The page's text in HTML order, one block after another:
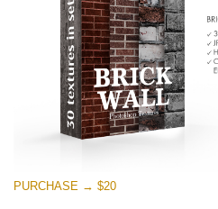
PURCHASE → $20